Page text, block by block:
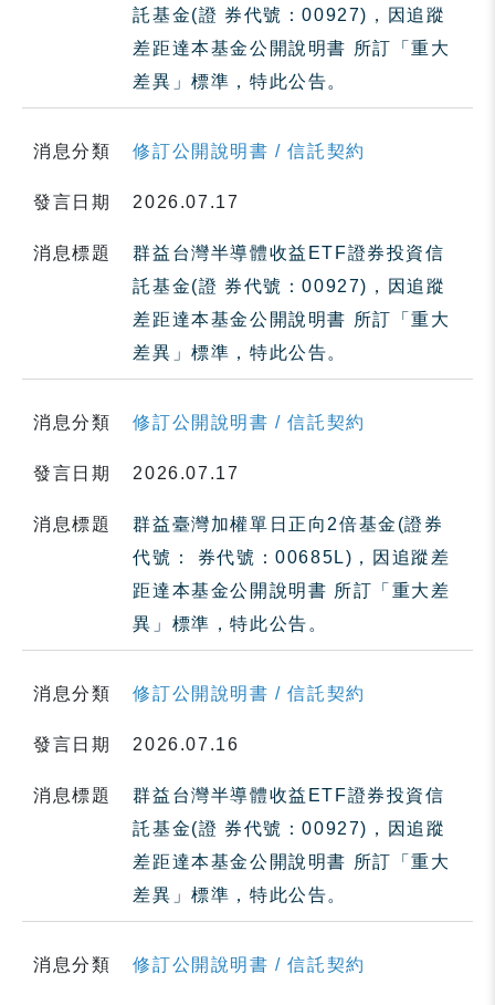
託基金(證 券代號：00927)，因追蹤
差距達本基金公開說明書 所訂「重大
差異」標準，特此公告。
消息分類 修訂公開說明書 / 信託契約
發言日期 2026.07.17
消息標題
群益台灣半導體收益ETF證券投資信
託基金(證 券代號：00927)，因追蹤
差距達本基金公開說明書 所訂「重大
差異」標準，特此公告。
消息分類 修訂公開說明書 / 信託契約
發言日期 2026.07.17
消息標題
群益臺灣加權單日正向2倍基金(證券
代號： 券代號：00685L)，因追蹤差
距達本基金公開說明書 所訂「重大差
異」標準，特此公告。
消息分類 修訂公開說明書 / 信託契約
發言日期 2026.07.16
消息標題
群益台灣半導體收益ETF證券投資信
託基金(證 券代號：00927)，因追蹤
差距達本基金公開說明書 所訂「重大
差異」標準，特此公告。
消息分類 修訂公開說明書 / 信託契約